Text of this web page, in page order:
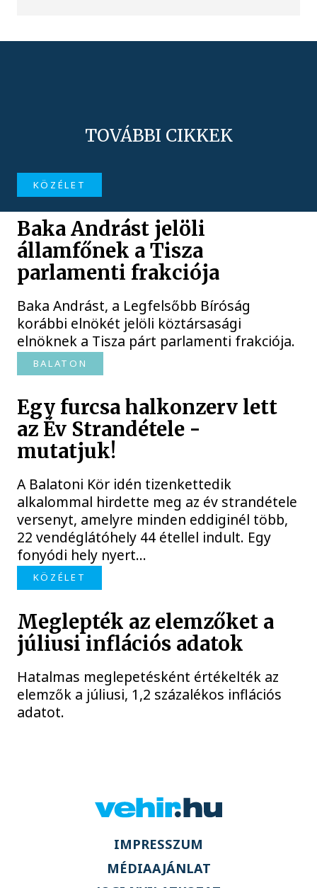
TOVÁBBI CIKKEK
KÖZÉLET
Baka Andrást jelöli
államfőnek a Tisza
parlamenti frakciója
Baka Andrást, a Legfelsőbb Bíróság
korábbi elnökét jelöli köztársasági
elnöknek a Tisza párt parlamenti frakciója.
BALATON
Egy furcsa halkonzerv lett
az Év Strandétele -
mutatjuk!
A Balatoni Kör idén tizenkettedik
alkalommal hirdette meg az év strandétele
versenyt, amelyre minden eddiginél több,
22 vendéglátóhely 44 étellel indult. Egy
fonyódi hely nyert...
KÖZÉLET
Meglepték az elemzőket a
júliusi inflációs adatok
Hatalmas meglepetésként értékelték az
elemzők a júliusi, 1,2 százalékos inflációs
adatot.
IMPRESSZUM
MÉDIAAJÁNLAT